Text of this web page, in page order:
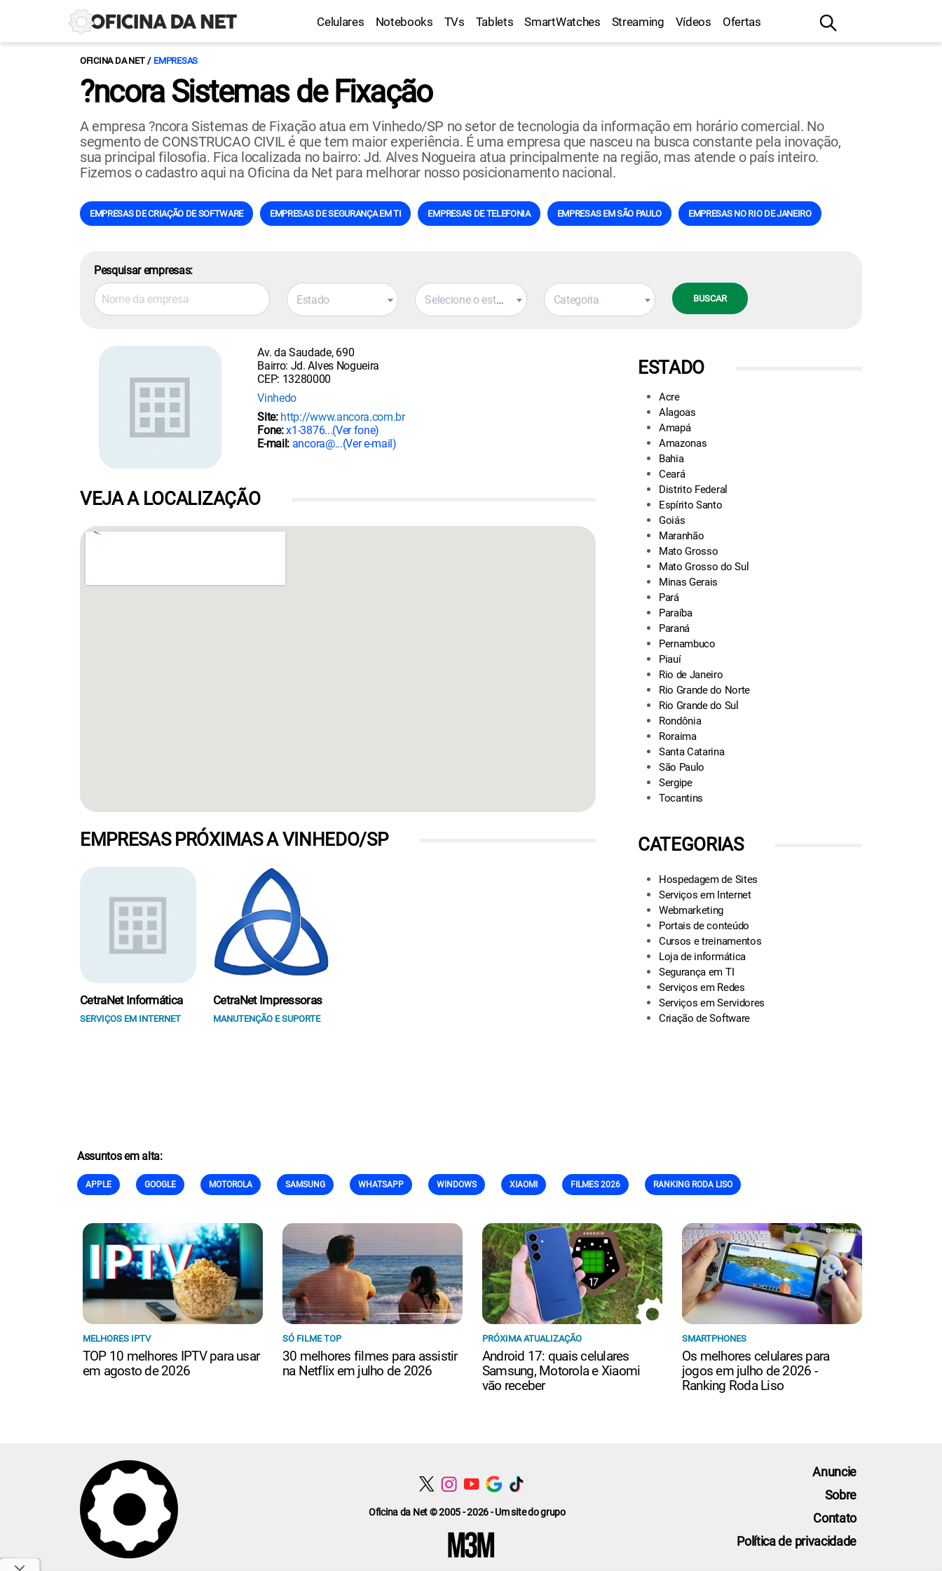
Celulares Notebooks TVs Tablets SmartWatches Streaming Vídeos Ofertas
OFICINA DA NET EMPRESAS
?ncora Sistemas de Fixação
A empresa ?ncora Sistemas de Fixação atua em Vinhedo/SP no setor de tecnologia da informação em horário comercial. No
segmento de CONSTRUCAO CIVIL é que tem maior experiência. É uma empresa que nasceu na busca constante pela inovação,
sua principal filosofia. Fica localizada no bairro: Jd. Alves Nogueira atua principalmente na região, mas atende o país inteiro.
Fizemos o cadastro aqui na Oficina da Net para melhorar nosso posicionamento nacional.
EMPRESAS DE CRIAÇÃO DE SOFTWARE EMPRESAS DE SEGURANÇA EM TI EMPRESAS DE TELEFONIA EMPRESAS EM SÃO PAULO EMPRESAS NO RIO DE JANEIRO
Pesquisar empresas:
Estado Selecione o estado Categoria BUSCAR
Av. da Saudade, 690
Bairro: Jd. Alves Nogueira
CEP: 13280000
Vinhedo
Site: http://www.ancora.com.br
Fone:x1-3876...(Ver fone)
E-mail: ancora@...(Ver e-mail)
VEJA A LOCALIZAÇÃO
EMPRESAS PRÓXIMAS A VINHEDO/SP
CetraNet Informática
SERVIÇOS EM INTERNET
CetraNet Impressoras
MANUTENÇÃO E SUPORTE
ESTADO
Acre
Alagoas
Amapá
Amazonas
Bahia
Ceará
Distrito Federal
Espírito Santo
Goiás
Maranhão
Mato Grosso
Mato Grosso do Sul
Minas Gerais
Pará
Paraíba
Paraná
Pernambuco
Piauí
Rio de Janeiro
Rio Grande do Norte
Rio Grande do Sul
Rondônia
Roraima
Santa Catarina
São Paulo
Sergipe
Tocantins
CATEGORIAS
Hospedagem de Sites
Serviços em Internet
Webmarketing
Portais de conteúdo
Cursos e treinamentos
Loja de informática
Segurança em TI
Serviços em Redes
Serviços em Servidores
Criação de Software
Assuntos em alta:
APPLE GOOGLE MOTOROLA SAMSUNG WHATSAPP WINDOWS XIAOMI FILMES 2026 RANKING RODA LISO
MELHORES IPTV
TOP 10 melhores IPTV para usar
em agosto de 2026
SÓ FILME TOP
30 melhores filmes para assistir
na Netflix em julho de 2026
PRÓXIMA ATUALIZAÇÃO
Android 17: quais celulares
Samsung, Motorola e Xiaomi
vão receber
SMARTPHONES
Os melhores celulares para
jogos em julho de 2026 -
Ranking Roda Liso
Oficina da Net © 2005 - 2026 - Um site do grupo
Anuncie
Sobre
Contato
Política de privacidade